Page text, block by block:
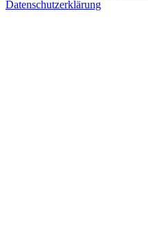
Datenschutzerklärung